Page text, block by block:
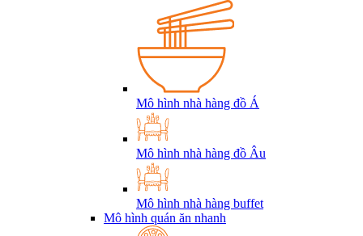
Mô hình nhà hàng đồ Á
Mô hình nhà hàng đồ Âu
Mô hình nhà hàng buffet
Mô hình quán ăn nhanh